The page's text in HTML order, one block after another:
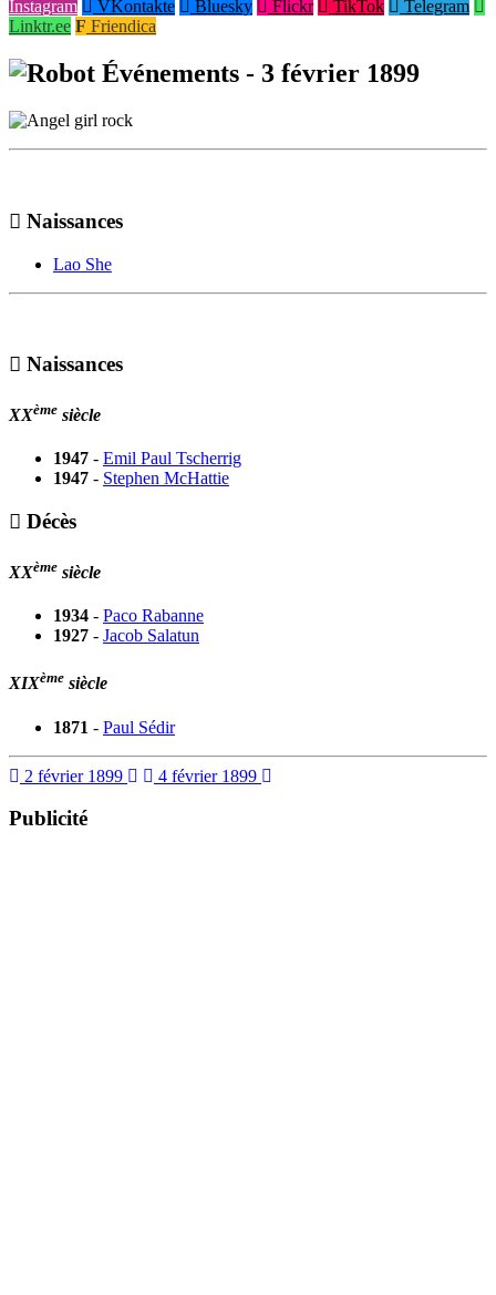
Instagram VKontakte Bluesky Flickr TikTok
Telegram
Linktr.ee
Friendica
Événements - 3 février 1899
Naissances
Lao She
Naissances
XXème siècle
1947 - Emil Paul Tscherrig
1947 - Stephen McHattie
Décès
XXème siècle
1934 - Paco Rabanne
1927 - Jacob Salatun
XIXème siècle
1871 - Paul Sédir
2 février 1899 4 février 1899
Publicité